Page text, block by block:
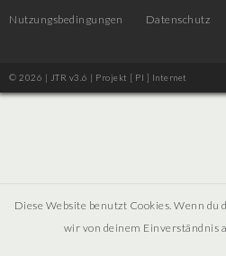
Nutzungsbedingungen Datenschutz
© 2026 | JTR v3.6 | Projekt [ PI ] Internet
Diese Website benutzt Cookies. Wenn du
wir von deinem Einverständnis